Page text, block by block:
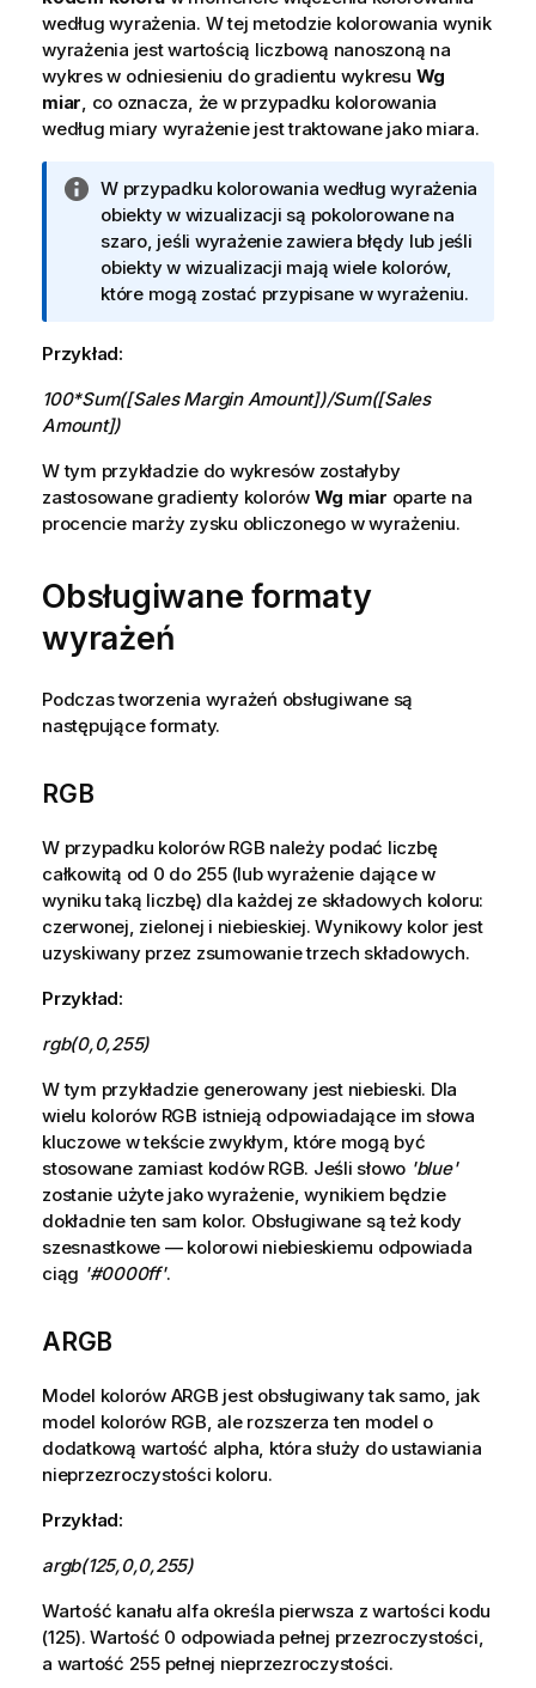
według wyrażenia. W tej metodzie kolorowania wynik
wyrażenia jest wartością liczbową nanoszoną na
wykres w odniesieniu do gradientu wykresu Wg
miar, co oznacza, że w przypadku kolorowania
według miary wyrażenie jest traktowane jako miara.
I
n
f
o
r
a
j
a
W przypadku kolorowania według wyrażenia
obiekty w wizualizacji są pokolorowane na
szaro, jeśli wyrażenie zawiera błędy lub jeśli
obiekty w wizualizacji mają wiele kolorów,
które mogą zostać przypisane w wyrażeniu.
Przykład:
100*Sum([Sales Margin Amount])/Sum([Sales
Amount])
W tym przykładzie do wykresów zostałyby
zastosowane gradienty kolorów Wg miar oparte na
procencie marży zysku obliczonego w wyrażeniu.
Obsługiwane formaty
wyrażeń
Podczas tworzenia wyrażeń obsługiwane są
następujące formaty.
RGB
W przypadku kolorów RGB należy podać liczbę
całkowitą od 0 do 255 (lub wyrażenie dające w
wyniku taką liczbę) dla każdej ze składowych koloru:
czerwonej, zielonej i niebieskiej. Wynikowy kolor jest
uzyskiwany przez zsumowanie trzech składowych.
Przykład:
rgb(0,0,255)
W tym przykładzie generowany jest niebieski. Dla
wielu kolorów RGB istnieją odpowiadające im słowa
kluczowe w tekście zwykłym, które mogą być
stosowane zamiast kodów RGB. Jeśli słowo 'blue'
zostanie użyte jako wyrażenie, wynikiem będzie
dokładnie ten sam kolor. Obsługiwane są też kody
szesnastkowe — kolorowi niebieskiemu odpowiada
ciąg '#0000ff'.
ARGB
Model kolorów ARGB jest obsługiwany tak samo, jak
model kolorów RGB , ale rozszerza ten model o
dodatkową wartość alpha, która służy do ustawiania
nieprzezroczystości koloru.
Przykład:
argb(125,0,0,255)
Wartość kanału alfa określa pierwsza z wartości kodu
(125). Wartość 0 odpowiada pełnej przezroczystości,
a wartość 255 pełnej nieprzezroczystości.